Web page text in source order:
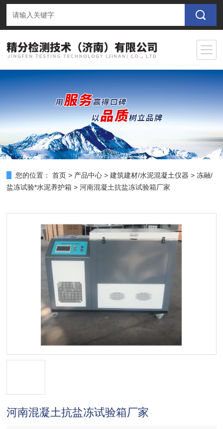
您的位置： 首页 > 产品中心 >建筑建材/水泥混凝土仪器 >冻融/
盐冻试验*水泥养护箱 > 河南混凝土抗盐冻试验箱厂家
河南混凝土抗盐冻试验箱厂家